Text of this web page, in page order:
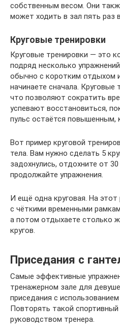
собственным весом. Они
может ходить в зал пять раз
Круговые тренировки
Круговые тренировки — это
подряд несколько
обычно с коротким отдыхом
начинаете сначала. Круговые
что позволяют сократить
успевают восстановиться,
пульс остаётся повышенным,
Вот пример круговой
тела. Вам нужно сделать 5
задохнулись, отдохните от
продолжайте упражнения.
И ещё одна круговая. На этот
с чёткими временными
а потом отдыхаете столько
кругов.
Приседания с
Самые эффективные
тренажерном зале для
приседания с
Повторять такой
руководством тренера.